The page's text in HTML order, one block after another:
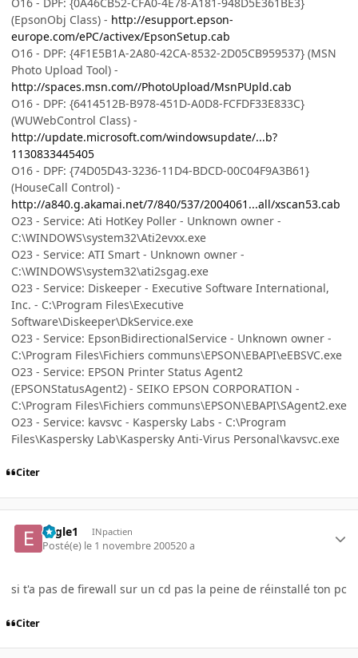
(EpsonObj Class) - http://esupport.epson-
europe.com/ePC/activex/EpsonSetup.cab
O16 - DPF: {4F1E5B1A-2A80-42CA-8532-2D05CB959537} (MSN
Photo Upload Tool) -
http://spaces.msn.com//PhotoUpload/MsnPUpld.cab
O16 - DPF: {6414512B-B978-451D-A0D8-FCFDF33E833C}
(WUWebControl Class) -
http://update.microsoft.com/windowsupdate/...b?
1130833445405
O16 - DPF: {74D05D43-3236-11D4-BDCD-00C04F9A3B61}
(HouseCall Control) -
http://a840.g.akamai.net/7/840/537/2004061...all/xscan53.cab
O23 - Service: Ati HotKey Poller - Unknown owner -
C:\WINDOWS\system32\Ati2evxx.exe
O23 - Service: ATI Smart - Unknown owner -
C:\WINDOWS\system32\ati2sgag.exe
O23 - Service: Diskeeper - Executive Software International,
Inc. - C:\Program Files\Executive
Software\Diskeeper\DkService.exe
O23 - Service: EpsonBidirectionalService - Unknown owner -
C:\Program Files\Fichiers communs\EPSON\EBAPI\eEBSVC.exe
O23 - Service: EPSON Printer Status Agent2
(EPSONStatusAgent2) - SEIKO EPSON CORPORATION -
C:\Program Files\Fichiers communs\EPSON\EBAPI\SAgent2.exe
O23 - Service: kavsvc - Kaspersky Labs - C:\Program
Files\Kaspersky Lab\Kaspersky Anti-Virus Personal\kavsvc.exe
Citer
Eagle1 INpactien
Posté(e) le 1 novembre 200520 a
si t'a pas de firewall sur un cd pas la peine de réinstallé ton pc
Citer